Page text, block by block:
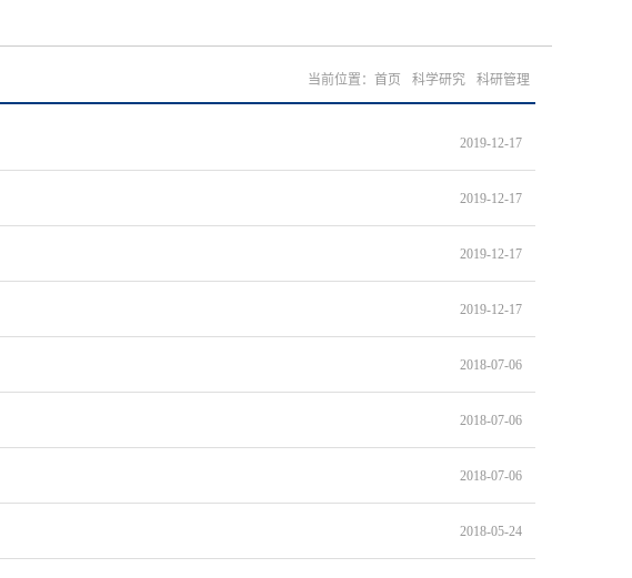
当前位置： 首页 科学研究 科研管理
2019-12-17
2019-12-17
2019-12-17
2019-12-17
2018-07-06
2018-07-06
2018-07-06
2018-05-24